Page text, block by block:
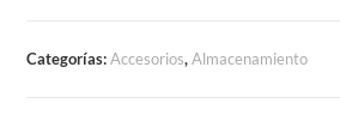
Categorías:Accesorios,Almacenamiento